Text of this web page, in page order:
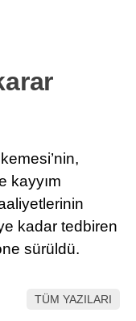
kayyım
kadar tedbiren
sürüldü.
TÜM YAZILARI